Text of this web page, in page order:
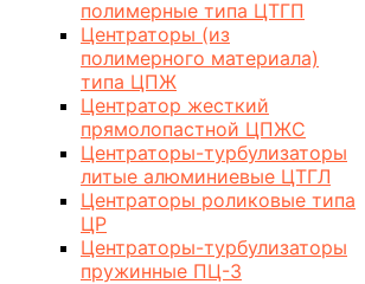
полимерные типа ЦТГП
Центраторы (из
полимерного материала)
типа ЦПЖ
Центратор жесткий
прямолопастной ЦПЖС
Центраторы-турбулизаторы
литые алюминиевые ЦТГЛ
Центраторы роликовые типа
ЦР
Центраторы-турбулизаторы
пружинные ПЦ-3